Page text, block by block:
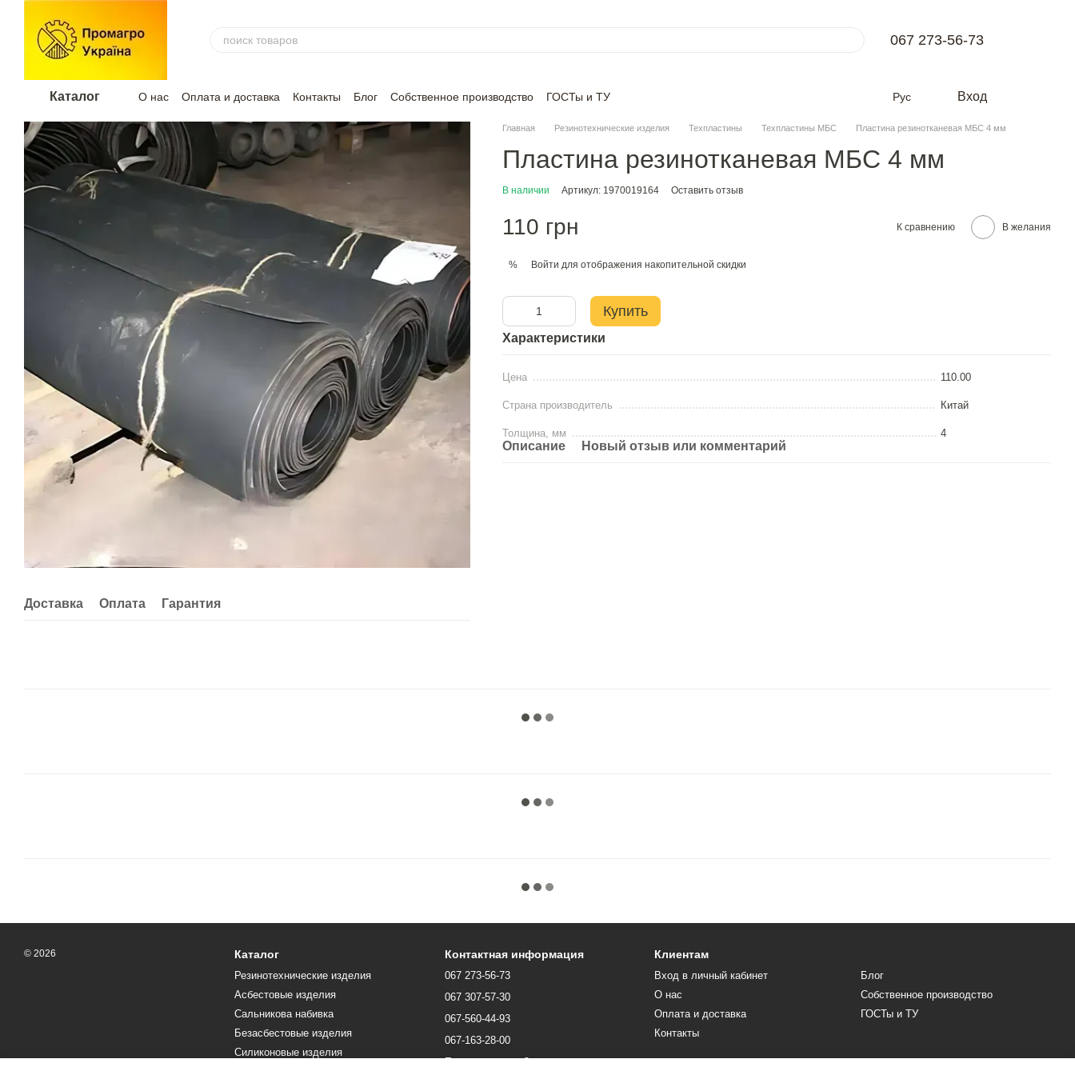
067 273-56-73
Каталог О нас Оплата и доставка Контакты Блог Собственное производство ГОСТы и ТУ Рус Вход
Доставка Оплата Гарантия
Главная Резинотехнические изделия Техпластины Техпластины МБС Пластина резинотканевая МБС 4 мм
Пластина резинотканевая МБС 4 мм
В наличии Артикул: 1970019164 Оставить отзыв
110 грн К сравнению В желания
% Войти для отображения накопительной скидки
Купить
Характеристики
Цена 110.00
Страна производитель Китай
Толщина, мм 4
Описание Новый отзыв или комментарий
© 2026 Каталог
Резинотехнические изделия
Асбестовые изделия
Сальникова набивка
Безасбестовые изделия
Силиконовые изделия
Контактная информация
067 273-56-73
067 307-57-30
067-560-44-93
067-163-28-00
Перезвонить вам?
Клиентам
Вход в личный кабинет
О нас
Оплата и доставка
Контакты
Блог
Собственное производство
ГОСТы и ТУ